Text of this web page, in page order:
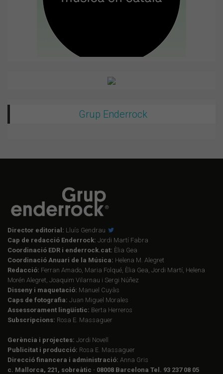
Grup Enderrock
Director editorial: Lluís Gendrau
Cap de redacció Enderrock: Jordi Martí Fabra
Coordinació EDR i enderrock.cat: Èlia Gea
Coordinació Anuari de la Música: Helena M. Alegret
Redacció: Ferran Amado, Maria Folqué, Èlia Gea, Jordi Martí, Helena
Morén Alegret, Joaquim Vilarnau i Sergi Núñez
Disseny i maquetació: Manuel Cuyàs
Caps de fotografia: Juan Miguel Morales
Assessorament lingüístic: Berta Herreros
Subscripcions: Rosa E. Massaguer
Gerència i projectes: Jordi Novell
Publicitat i producció: Rosa E. Massaguer
Direcció financera i administració: Anna Gris
c. Mallorca, 221, sobreàtic · 08008 Barcelona Tel. 93 237 08 05